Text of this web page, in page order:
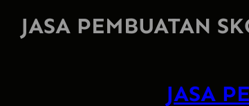
JASA PEMBUATAN
JASA